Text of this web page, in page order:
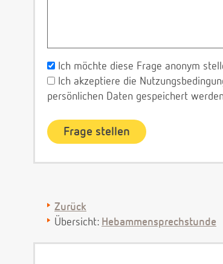
Ich möchte diese Frage anonym
Ich akzeptiere die
persönlichen Daten gespeichert
Zurück
Übersicht: Hebammensprechstunde